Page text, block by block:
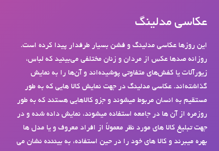
عکاسی مدلینگ
این روزها عکاسی مدلینگ و فشن بسیار طرفدار پیدا کرده است.
روزانه صدها عکس از مردان و زنان مختلفی می‌بینید که لباس،
زیورآلات یا کفش‌های متفاوتی پوشیده‌اند و آن‌ها را به نمایش
گذاشته‌اند. عکاسی مدلینگ در جهت نمایش کالا هایی که به طور
مستقیم به انسان مربوط میشوند و جزو کالاهایی هستند که به طور
روزمره از آن ها در جامعه استفاده میشوند، نمایش داده شده و در
جهت تبلیغ کالا های مورد نظر معمولاً از افراد معروف و یا مدل ها
بهره میبرند و کالا های خود را در حین استفاده، به بیننده نشان می